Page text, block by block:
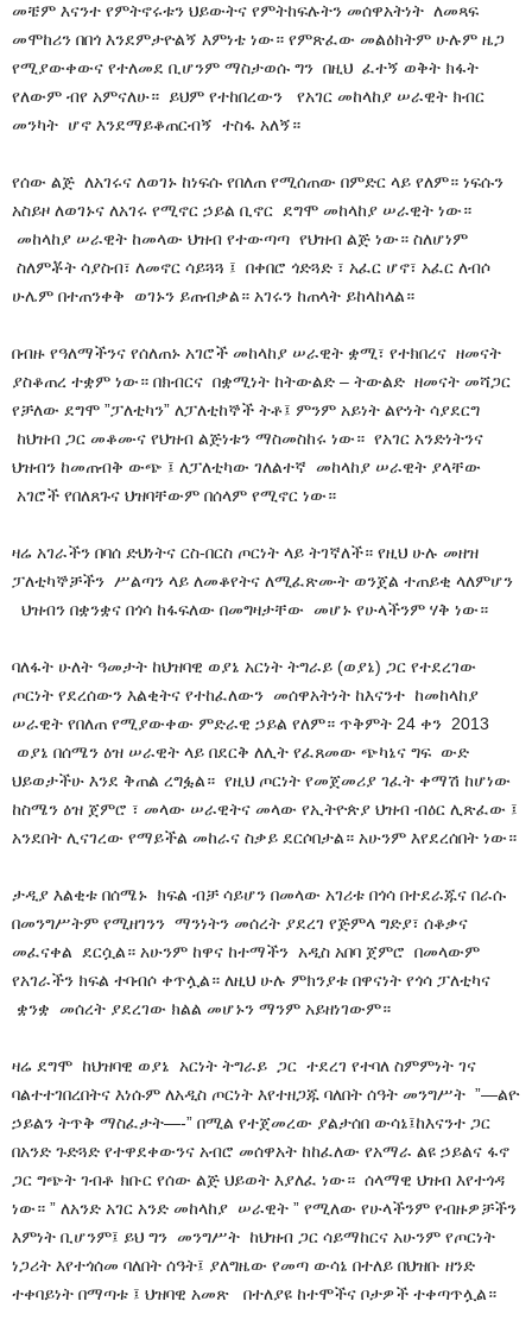
መቼም እናንተ የምትኖሩቱን ህይውትና የምትከፍሉትን መሰዋአትነት ለመጻፍ
መሞከሪን በበጎ እንደምታዮልኝ እምነቴ ነው። የምጽፈው መልዕክትም ሁሉም ዜጋ
የሚያውቀውና የተለመደ ቢሆንም ማስታወሱ ግን በዚህ ፈተኝ ወቅት ክፋት
የለውም ብየ አምናለሁ። ይህም የተከበረውን የአገር መከላከያ ሠራዊት ክብር
መንካት ሆኖ እንደማይቆጠርብኝ ተስፋ አለኝ።
የሰው ልጅ ለአገሩና ለወገኑ ከነፍሱ የበለጠ የሚሰጠው በምድር ላይ የለም። ነፍሱን
አስይዞ ለወገኑና ለአገሩ የሚኖር ኃይል ቢኖር ደግሞ መከላከያ ሠራዊት ነው።
መከላከያ ሠራዊት ከመላው ህዝብ የተውጣጣ የህዝብ ልጅ ነው። ስለሆነም
ስለምቾት ሳያስብ፣ ለመኖር ሳይጓጓ ፤ በቀበሮ ጎድጓድ ፣ አፈር ሆኖ፣ አፈር ለብሶ
ሁሌም በተጠንቀቅ ወገኑን ይጠብቃል። አገሩን ከጠላት ይከላከላል።
በብዙ የዓለማችንና የሰለጠኑ አገሮች መከላከያ ሠራዊት ቋሚ፣ የተክበረና ዘመናት
ያስቆጠረ ተቋም ነው። በክብርና በቋሚነት ከትውልድ – ትውልድ ዘመናት መሻጋር
የቻለው ደግሞ ”ፓለቲካን” ለፓለቲከኞች ትቶ፤ ምንም አይነት ልዮነት ሳያደርግ
ከህዝብ ጋር መቆሙና የህዝብ ልጅነቱን ማስመስከሩ ነው። የአገር አንድነትንና
ህዝብን ከመጠብቅ ውጭ ፤ ለፓለቲካው ገለልተኛ መከላከያ ሠራዊት ያላቸው
አገሮች የበለጸጉና ህዝባቸውም በሰላም የሚኖር ነው።
ዛሬ አገራችን በባሰ ድህነትና ርስ-በርስ ጦርነት ላይ ትገኛለች። የዚህ ሁሉ መዘዝ
ፓለቲካኞቻችን ሥልጣን ላይ ለመቆየትና ለሚፈጽሙት ወንጀል ተጠይቂ ላለምሆን
ህዝብን በቋንቋና በጎሳ ከፋፍለው በመግዛታቸው መሆኑ የሁላችንም ሃቅ ነው።
ባለፋት ሁለት ዓመታት ከህዝባዊ ወያኔ አርነት ትግራይ (ወያኔ) ጋር የተደረገው
ጦርነት የደረሰውን እልቂትና የተከፈለውን መሰዋአትነት ከእናንተ ከመከላከያ
ሠራዊት የበለጠ የሚያውቀው ምድራዊ ኃይል የለም። ጥቅምት 24 ቀን 2013
ወያኔ በሰሜን ዕዝ ሠራዊት ላይ በደርቅ ለሊት የፈጸመው ጭካኔና ግፍ ውድ
ህይወታችሁ እንደ ቅጠል ረግፏል። የዚህ ጦርነት የመጀመሪያ ገፈት ቀማሽ ከሆነው
ከስሜን ዕዝ ጀምሮ ፣ መላው ሠራዊትና መላው የኢትዮጵያ ህዝብ ብዕር ሊጽፈው ፤
አንደበት ሊናገረው የማይችል መከራና ስቃይ ደርሶበታል። አሁንም እየደረሰበት ነው።
ታዲያ እልቂቱ በሰሜኑ ክፍል ብቻ ሳይሆን በመላው አገሪቱ በጎሳ በተደራጁና በራሱ
በመንግሥትም የሚዘገንን ማንነትን መሰረት ያደረገ የጅምላ ግድያ፣ ሰቆቃና
መፈናቀል ደርሷል። አሁንም ከዋና ከተማችን አዲስ አበባ ጀምሮ በመላውም
የአገራችን ክፍል ተባብሶ ቀጥሏል። ለዚህ ሁሉ ምክንያቱ በዋናነት የጎሳ ፓለቲካና
ቋንቋ መሰረት ያደረገው ክልል መሆኑን ማንም አይዘነገውም።
ዛሬ ደግሞ ከህዝባዊ ወያኔ አርነት ትግራይ ጋር ተደረገ የተባለ ስምምነት ገና
ባልተተገበረበትና እነሱም ለአዲስ ጦርነት እየተዘጋጁ ባለበት ሰዓት መንግሥት ”—ልዮ
ኃይልን ትጥቅ ማስፈታት—-” በሚል የተጀመረው ያልታሰበ ውሳኔ፤ከእናንተ ጋር
በአንድ ጉድጓድ የተዋደቀውንና አብሮ መሰዋአት ከከፈለው የአማራ ልዩ ኃይልና ፋኖ
ጋር ግጭት ገብቶ ክቡር የሰው ልጅ ህይወት እያለፈ ነው። ሰላማዊ ህዝብ እየተጎዳ
ነው። ” ለአንድ አገር አንድ መከላከያ ሠራዊት ” የሚለው የሁላችንም የብዙዎቻችን
እምነት ቢሆንም፤ ይህ ግን መንግሥት ከህዝብ ጋር ሳይማከርና አሁንም የጦርነት
ነጋሪት እየተጎሰመ ባለበት ሰዓት፤ ያለግዜው የመጣ ውሳኔ በተለይ በህዝቡ ዘንድ
ተቀባይነት በማጣቱ ፤ ህዝባዊ አመጽ በተለያዩ ከተሞችና ቦታዎች ተቀጣጥሏል።